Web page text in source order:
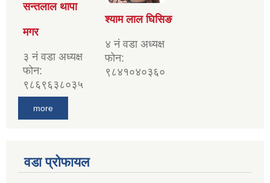
सन्तलाल थापा
मगर
३ नं वडा अध्यक्ष
फोन:
९८६९६३८०३५
श्याम लाल घिसिङ
४ नं वडा अध्यक्ष
फोन:
९८४१०४०३६०
more
वडा प्रोफायल